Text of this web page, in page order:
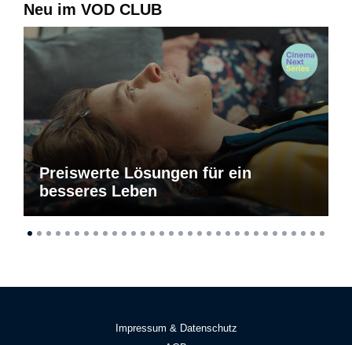
Neu im VOD CLUB
Preiswerte Lösungen für ein
besseres Leben
Impressum & Datenschutz